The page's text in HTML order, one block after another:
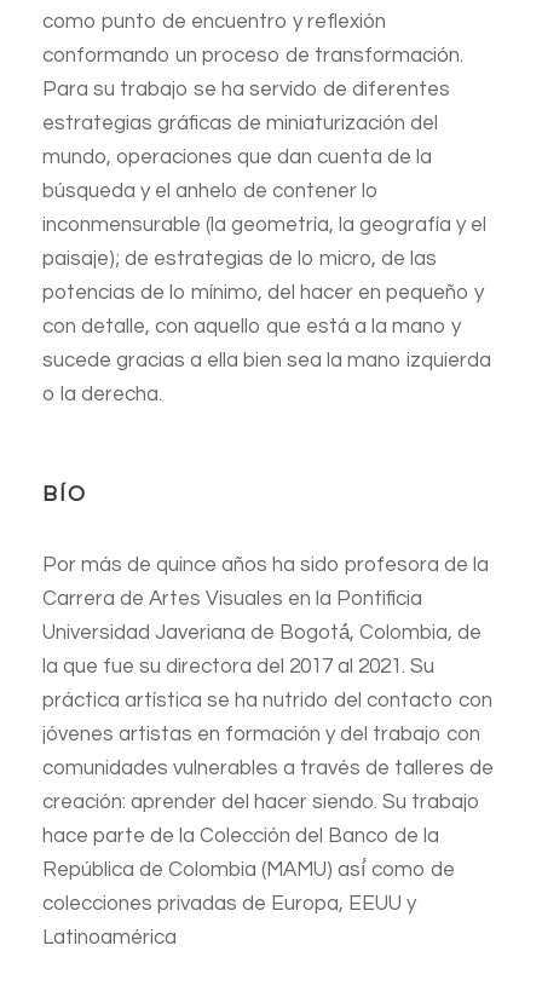
como punto de encuentro y reflexión
conformando un proceso de transformación.
Para su trabajo se ha servido de diferentes
estrategias gráficas de miniaturización del
mundo, operaciones que dan cuenta de la
búsqueda y el anhelo de contener lo
inconmensurable (la geometría, la geografía y el
paisaje); de estrategias de lo micro, de las
potencias de lo mínimo, del hacer en pequeño y
con detalle, con aquello que está a la mano y
sucede gracias a ella bien sea la mano izquierda
o la derecha.
BÍO
Por más de quince años ha sido profesora de la
Carrera de Artes Visuales en la Pontificia
Universidad Javeriana de Bogotá́, Colombia, de
la que fue su directora del 2017 al 2021. Su
práctica artística se ha nutrido del contacto con
jóvenes artistas en formación y del trabajo con
comunidades vulnerables a través de talleres de
creación: aprender del hacer siendo. Su trabajo
hace parte de la Colección del Banco de la
República de Colombia (MAMU) así́ como de
colecciones privadas de Europa, EEUU y
Latinoamérica